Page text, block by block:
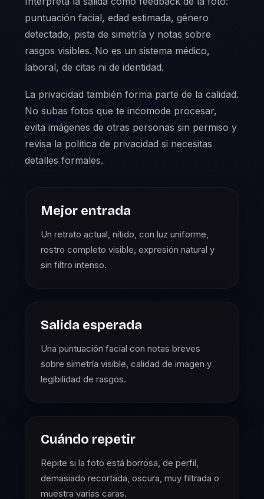
puntuación facial, edad estimada, género
detectado, pista de simetría y notas sobre
rasgos visibles. No es un sistema médico,
laboral, de citas ni de identidad.
La privacidad también forma parte de la calidad.
No subas fotos que te incomode procesar,
evita imágenes de otras personas sin permiso y
revisa la política de privacidad si necesitas
detalles formales.
Mejor entrada
Un retrato actual, nítido, con luz uniforme,
rostro completo visible, expresión natural y
sin filtro intenso.
Salida esperada
Una puntuación facial con notas breves
sobre simetría visible, calidad de imagen y
legibilidad de rasgos.
Cuándo repetir
Repite si la foto está borrosa, de perfil,
demasiado recortada, oscura, muy filtrada o
muestra varias caras.